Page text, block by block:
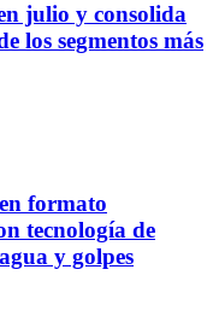
julio y consolida
los segmentos más
formato
tecnología de
y golpes